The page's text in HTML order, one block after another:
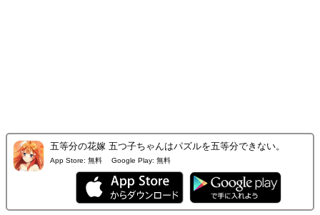
五等分の花嫁 五つ子ちゃんはパズルを五等分できない。
App Store: 無料 Google Play: 無料